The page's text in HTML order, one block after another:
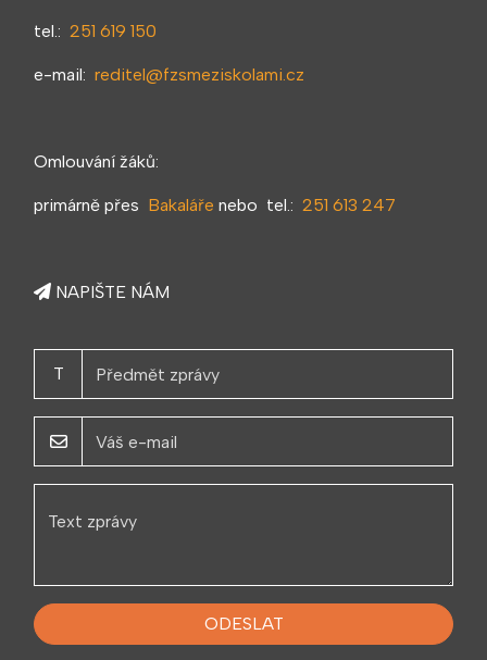
tel.: 251 619 150
e-mail: reditel@fzsmeziskolami.cz
Omlouvání žáků:
primárně přes Bakaláře nebo tel.: 251 613 247
NAPIŠTE NÁM
T
ODESLAT